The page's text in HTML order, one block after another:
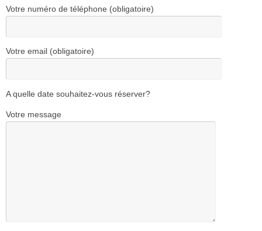
Votre numéro de téléphone (obligatoire)
Votre email (obligatoire)
A quelle date souhaitez-vous réserver?
Votre message